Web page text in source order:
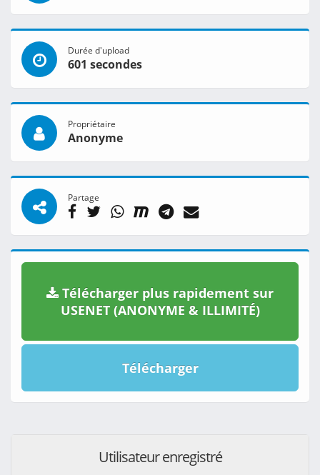
Durée d'upload
601 secondes
Propriétaire
Anonyme
Partage
Télécharger plus rapidement sur
USENET (ANONYME & ILLIMITÉ)
Télécharger
Utilisateur enregistré